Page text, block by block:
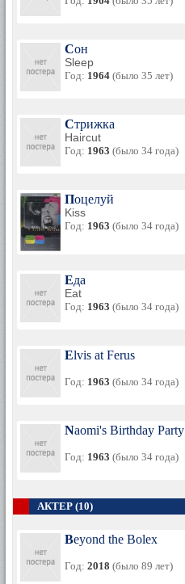
Сон
Sleep
Год: 1964 (было 35 лет)
Стрижка
Haircut
Год: 1963 (было 34 года)
Поцелуй
Kiss
Год: 1963 (было 34 года)
Еда
Eat
Год: 1963 (было 34 года)
Elvis at Ferus
Год: 1963 (было 34 года)
Naomi's Birthday Party
Год: 1963 (было 34 года)
АКТЕР (10)
Beyond the Bolex
Год: 2018 (было 89 лет)